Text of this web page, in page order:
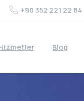
+90 352 221 22 84
Hizmetler Blog